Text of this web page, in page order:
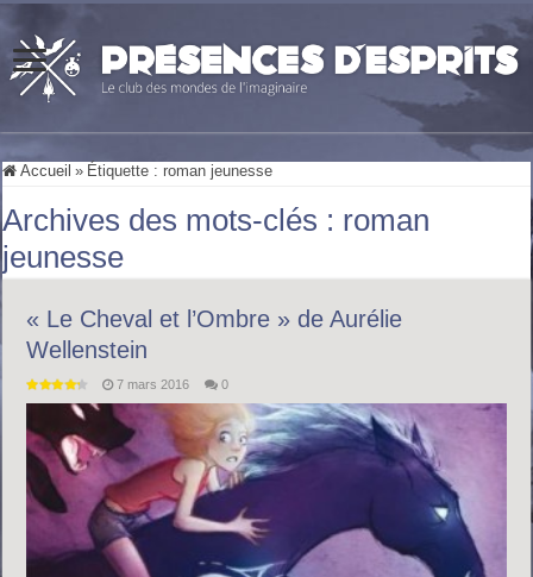
Accueil » Étiquette :roman jeunesse
Archives des mots-clés : roman
jeunesse
« Le Cheval et l’Ombre » de Aurélie
Wellenstein
7 mars 2016 0